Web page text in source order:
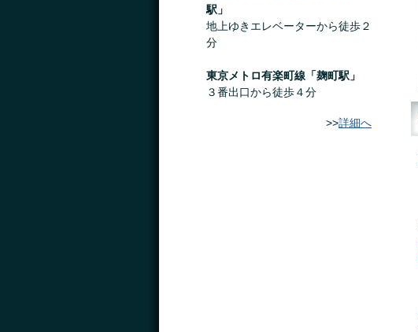
駅」
地上ゆきエレベーターから徒歩２
分
東京メトロ有楽町線「麹町駅」
３番出口から徒歩４分
>>詳細へ